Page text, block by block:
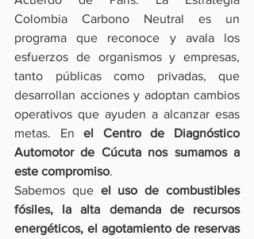
Colombia Carbono Neutral es un
programa que reconoce y avala los
esfuerzos de organismos y empresas,
tanto públicas como privadas, que
desarrollan acciones y adoptan cambios
operativos que ayuden a alcanzar esas
metas. En el Centro de Diagnóstico
Automotor de Cúcuta nos sumamos a
este compromiso.
Sabemos que el uso de combustibles
fósiles, la alta demanda de recursos
energéticos, el agotamiento de reservas